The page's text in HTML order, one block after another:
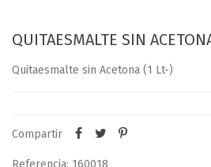
QUITAESMALTE SIN
Quitaesmalte sin Acetona (1 Lt-)
Compartir
Referencia: 160018